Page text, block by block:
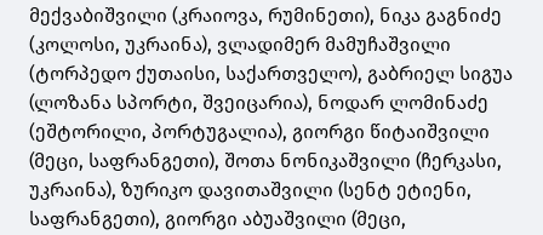
მექვაბიშვილი (კრაიოვა, რუმინეთი), ნიკა გაგნიძე
(კოლოსი, უკრაინა), ვლადიმერ მამუჩაშვილი
(ტორპედო ქუთაისი, საქართველო), გაბრიელ სიგუა
(ლოზანა სპორტი, შვეიცარია), ნოდარ ლომინაძე
(ეშტორილი, პორტუგალია), გიორგი წიტაიშვილი
(მეცი, საფრანგეთი), შოთა ნონიკაშვილი (ჩერკასი,
უკრაინა), ზურიკო დავითაშვილი (სენტ ეტიენი,
საფრანგეთი), გიორგი აბუაშვილი (მეცი,